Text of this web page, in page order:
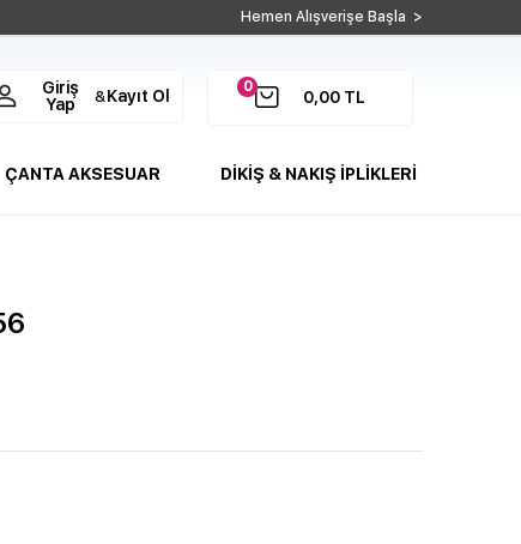
Hemen Alışverişe Başla >
0
0,00 TL
Giriş
Yap
& Kayıt Ol
ÇANTA AKSESUAR DİKİŞ & NAKIŞ İPLİKLERİ